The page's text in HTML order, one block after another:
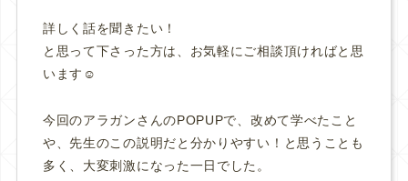
詳しく話を聞きたい！
と思って下さった方は、お気軽にご相談頂ければと思
います☺️
今回のアラガンさんのPOPUPで、改めて学べたこと
や、先生のこの説明だと分かりやすい！と思うことも
多く、大変刺激になった一日でした。